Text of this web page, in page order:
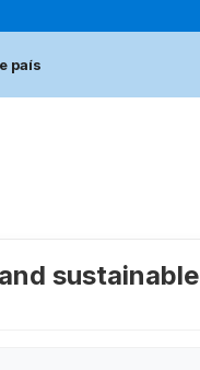
país
sustainable